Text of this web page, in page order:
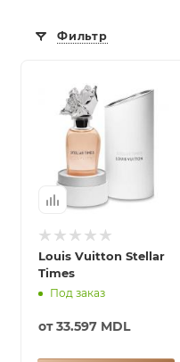
Фильтр
Louis Vuitton Stellar
Times
Под заказ
от33.597 MDL